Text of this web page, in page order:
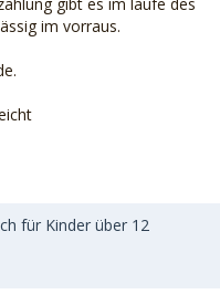
im vorraus.
für Kinder über 12